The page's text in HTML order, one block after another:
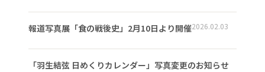
報道写真展「食の戦後史」2月10日より開催2026.02.03
「羽生結弦 日めくりカレンダー」写真変更のお知らせ